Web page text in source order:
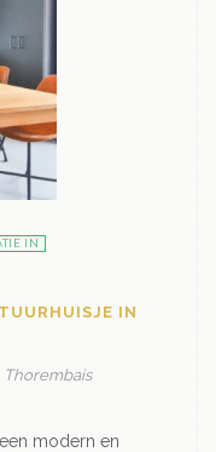
IN
IN
modern en